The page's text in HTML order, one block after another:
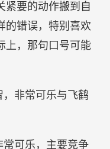
紧要的动作搬到自
的错误，特别喜欢
上，那句口号可能
非常可乐与飞鹤
常可乐，主要竞争